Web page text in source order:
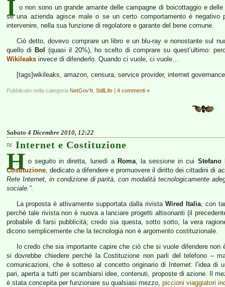
I o non sono un grande amante delle campagne di boicottaggio e
se una azienda agisce male o se un certo comportamento è
intervenire, nella sua funzione di regolatore e garante del bene comune.
Ciò detto, dovevo comprare un libro e un blu-ray e nonostante sul
quello di Bol
(quasi il 20%), ho scelto di comprare su quest’ultimo:
Wikileaks invece di difenderlo. Quando ci vuole, ci vuole…
[tags]wikileaks, amazon, censura, service provider, internet
Pubblicato nella categoria NetGov'It StillLife | 4 commenti »
Sabato 4 Dicembre 2010, 12:22
Internet e Costituzione
H o seguito in diretta, lunedì a Roma, la sessione in cui Stefano
Costituzione, dedicato a difendere e promuovere il diritto dei cittadini di
Rete Internet, in condizione di parità, con modalità tecnologicamente
sociale.”.
La proposta è attivamente supportata dalla rivistaWired Italia, con
perché tale rivista non è nuova a lanciare progetti altisonanti (il
probabile di farsi pubblicità; credo sia questa, sotto sotto, la vera
dicono semplicemente che la tecnologia non è argomento costituzionale.
Io credo che sia importante capire che ciò che si vuole difendere
si dovrebbe chiedere perché la Costituzione non parli del telefono –
comunicazioni, che è sotteso al concetto originario di Internet: l’idea di
pari, aperta a tutti per scambiarsi idee, contenuti, proposte di azione. Il
è stata concepita per funzionare su qualsiasi mezzo, piccioni viaggiatori